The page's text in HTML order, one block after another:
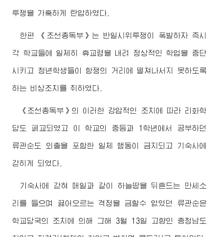
투쟁을 가혹하게 탄압하였다.
한편 《조선총독부》는 반일시위투쟁이 폭발하자 즉시
각 학교들에 일제히 휴교령을 내려 정상적인 학업을 중단
시키고 청년학생들이 항쟁의 거리에 떨쳐나서지 못하도록
하는 비상조치를 취하였다.
《조선총독부》의 이러한 강압적인 조치에 따라 리화학
당도 페교되였고 이 학교의 중등과 1학년에서 공부하던
류관순도 외출을 포함한 일체 행동이 금지되고 기숙사에
갇히게 되였다.
기숙사에 갇혀 매일과 같이 하늘땅을 뒤흔드는 만세소
리를 들으며 끓어오르는 격정을 금할수 없었던 류관순은
학교당국의 조치에 의해 그해 3월 13일 고향인 충청남도